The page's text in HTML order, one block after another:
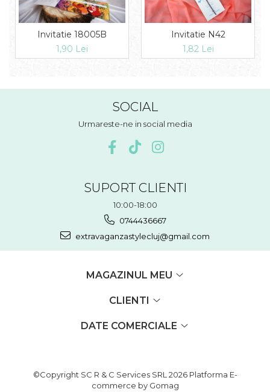
Invitatie 18005B
1,90 Lei
Invitatie N42
1,82 Lei
SOCIAL
Urmareste-ne in social media
SUPORT CLIENTI
10:00-18:00
0744436667
extravaganzastylecluj@gmail.com
MAGAZINUL MEU
CLIENTI
DATE COMERCIALE
©Copyright SC R & C Services SRL 2026 Platforma E-
commerce by Gomag